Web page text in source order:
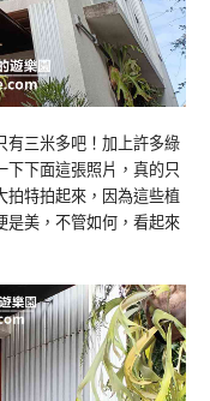
有三米多吧！加上許多綠
下面這張照片，真的只
拍特拍起來，因為這些植
是美，不管如何，看起來